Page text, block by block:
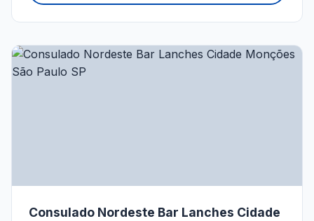
Consulado Nordeste Bar Lanches Cidade